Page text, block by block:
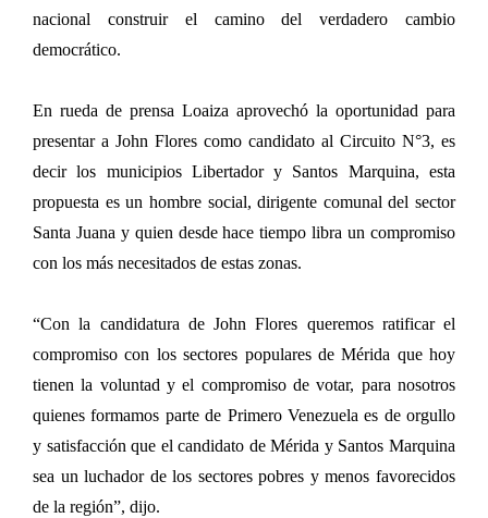
nacional construir el camino del verdadero cambio
democrático.
En rueda de prensa Loaiza aprovechó la oportunidad para
presentar a John Flores como candidato al Circuito N°3, es
decir los municipios Libertador y Santos Marquina, esta
propuesta es un hombre social, dirigente comunal del sector
Santa Juana y quien desde hace tiempo libra un compromiso
con los más necesitados de estas zonas.
“Con la candidatura de John Flores queremos ratificar el
compromiso con los sectores populares de Mérida que hoy
tienen la voluntad y el compromiso de votar, para nosotros
quienes formamos parte de Primero Venezuela es de orgullo
y satisfacción que el candidato de Mérida y Santos Marquina
sea un luchador de los sectores pobres y menos favorecidos
de la región”, dijo.